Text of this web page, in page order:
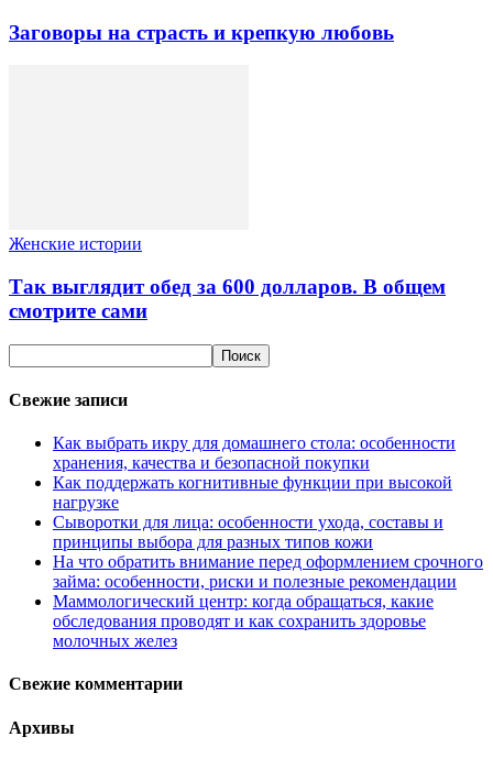
Заговоры на страсть и крепкую любовь
Женские истории
Так выглядит обед за 600 долларов. В общем
смотрите сами
Свежие записи
Как выбрать икру для домашнего стола: особенности
хранения, качества и безопасной покупки
Как поддержать когнитивные функции при высокой
нагрузке
Сыворотки для лица: особенности ухода, составы и
принципы выбора для разных типов кожи
На что обратить внимание перед оформлением срочного
займа: особенности, риски и полезные рекомендации
Маммологический центр: когда обращаться, какие
обследования проводят и как сохранить здоровье
молочных желез
Свежие комментарии
Архивы